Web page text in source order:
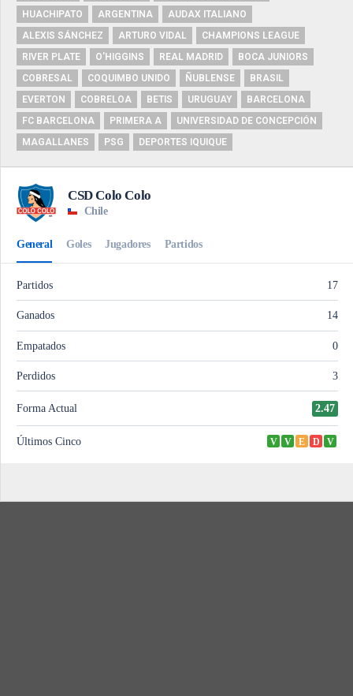
HUACHIPATO
ARGENTINA
AUDAX ITALIANO
ALEXIS SÁNCHEZ
ARTURO VIDAL
CHAMPIONS LEAGUE
RIVER PLATE
O'HIGGINS REAL MADRID
BOCA JUNIORS
COBRESAL
COQUIMBO UNIDO ÑUBLENSE
BRASIL
EVERTON
COBRELOA BETIS URUGUAY
BARCELONA
FC BARCELONA
PRIMERA A
UNIVERSIDAD DE CONCEPCIÓN
MAGALLANES
PSG DEPORTES IQUIQUE